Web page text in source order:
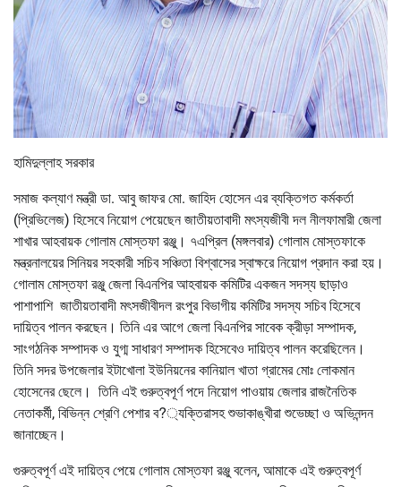
হামিদুল্লাহ সরকার
সমাজ কল্যাণ মন্ত্রী ডা. আবু জাফর মো. জাহিদ হোসেন এর ব্যক্তিগত কর্মকর্তা
(প্রিভিলেজ) হিসেবে নিয়োগ পেয়েছেন জাতীয়তাবাদী মৎস্যজীবী দল নীলফামারী জেলা
শাখার আহবায়ক গোলাম মোস্তফা রঞ্জু। ৭এপ্রিল (মঙ্গলবার) গোলাম মোস্তফাকে
মন্ত্রনালয়ের সিনিয়র সহকারী সচিব সঞ্চিতা বিশ্বাসের স্বাক্ষরে নিয়োগ প্রদান করা হয়।
গোলাম মোস্তফা রঞ্জু জেলা বিএনপির আহবায়ক কমিটির একজন সদস্য ছাড়াও
পাশাপাশি জাতীয়তাবাদী মৎসজীবীদল রংপুর বিভাগীয় কমিটির সদস্য সচিব হিসেবে
দায়িত্ব পালন করছেন। তিনি এর আগে জেলা বিএনপির সাবেক ক্রীড়া সম্পাদক,
সাংগঠনিক সম্পাদক ও যুগ্ম সাধারণ সম্পাদক হিসেবেও দায়িত্ব পালন করেছিলেন।
তিনি সদর উপজেলার ইটাখোলা ইউনিয়নের কানিয়াল খাতা গ্রামের মোঃ লোকমান
হোসেনের ছেলে। তিনি এই গুরুত্বপূর্ণ পদে নিয়োগ পাওয়ায় জেলার রাজনৈতিক
নেতাকর্মী, বিভিন্ন শ্রেণি পেশার ব?্যক্তিরাসহ শুভাকাঙ্খীরা শুভেচ্ছা ও অভিনন্দন
জানাচ্ছেন।
গুরুত্বপূর্ণ এই দায়িত্ব পেয়ে গোলাম মোস্তফা রঞ্জু বলেন, আমাকে এই গুরুত্বপূর্ণ